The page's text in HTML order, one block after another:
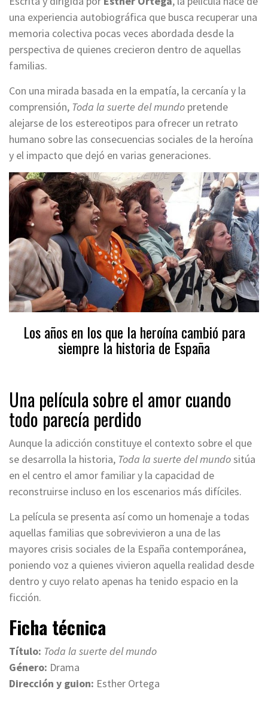
una experiencia autobiográfica que busca recuperar una
memoria colectiva pocas veces abordada desde la
perspectiva de quienes crecieron dentro de aquellas
familias.
Con una mirada basada en la empatía, la cercanía y la
comprensión, Toda la suerte del mundo pretende
alejarse de los estereotipos para ofrecer un retrato
humano sobre las consecuencias sociales de la heroína
y el impacto que dejó en varias generaciones.
Los años en los que la heroína cambió para
siempre la historia de España
Una película sobre el amor cuando
todo parecía perdido
Aunque la adicción constituye el contexto sobre el que
se desarrolla la historia, Toda la suerte del mundositúa
en el centro el amor familiar y la capacidad de
reconstruirse incluso en los escenarios más difíciles.
La película se presenta así como un homenaje a todas
aquellas familias que sobrevivieron a una de las
mayores crisis sociales de la España contemporánea,
poniendo voz a quienes vivieron aquella realidad desde
dentro y cuyo relato apenas ha tenido espacio en la
ficción.
Ficha técnica
Título: Toda la suerte del mundo
Género: Drama
Dirección y guion: Esther Ortega